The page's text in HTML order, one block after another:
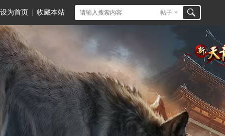
设为首页 收藏本站 帖子